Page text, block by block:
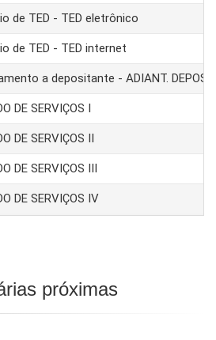
de TED - TED eletrônico
de TED - TED internet
a depositante - ADIANT.
DE SERVIÇOS I
DE SERVIÇOS II
DE SERVIÇOS III
DE SERVIÇOS IV
próximas